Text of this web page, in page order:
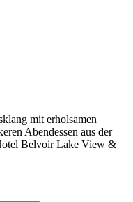
mit erholsamen
Abendessen aus der
Belvoir Lake View &